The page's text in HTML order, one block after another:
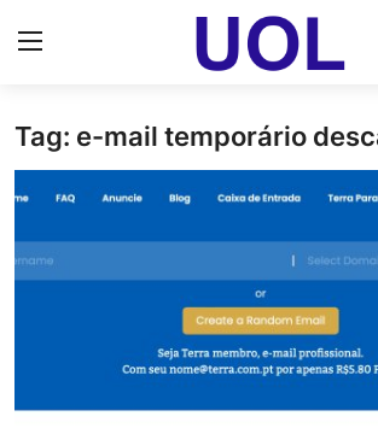
Login Registrar
Home
UOL Email Entrar
Uol pt Bate Papo Gratis
Mundo
Tag: e-mail temporário